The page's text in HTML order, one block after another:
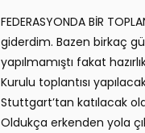
FEDERASYONDA BİR
giderdim. Bazen birkaç
yapılmamıştı fakat
Kurulu toplantısı
Stuttgart’tan katılacak
Oldukça erkenden yola